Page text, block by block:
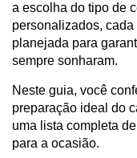
a escolha do tipo de
personalizados,
planejada para
sempre sonharam.
Neste guia, você
preparação ideal do
uma lista completa
para a ocasião.